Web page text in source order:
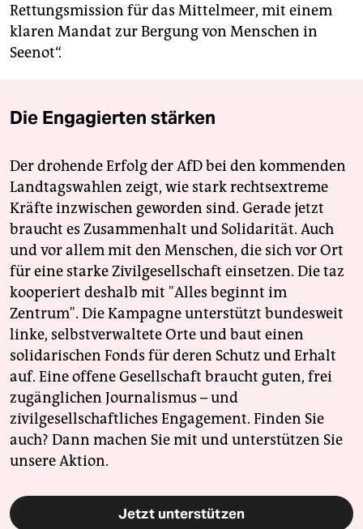
Rettungsmission für das Mittelmeer, mit einem
klaren Mandat zur Bergung von Menschen in
Seenot“.
Die Engagierten stärken
Der drohende Erfolg der AfD bei den kommenden
Landtagswahlen zeigt, wie stark rechtsextreme
Kräfte inzwischen geworden sind. Gerade jetzt
braucht es Zusammenhalt und Solidarität. Auch
und vor allem mit den Menschen, die sich vor Ort
für eine starke Zivilgesellschaft einsetzen. Die taz
kooperiert deshalb mit "Alles beginnt im
Zentrum". Die Kampagne unterstützt bundesweit
linke, selbstverwaltete Orte und baut einen
solidarischen Fonds für deren Schutz und Erhalt
auf. Eine offene Gesellschaft braucht guten, frei
zugänglichen Journalismus – und
zivilgesellschaftliches Engagement. Finden Sie
auch? Dann machen Sie mit und unterstützen Sie
unsere Aktion.
Jetzt unterstützen